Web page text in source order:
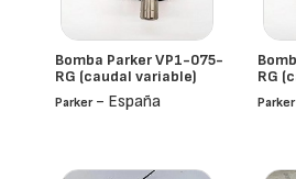
Bomba Parker VP1-075-
RG (caudal variable)
Parker- España
RG
Parker